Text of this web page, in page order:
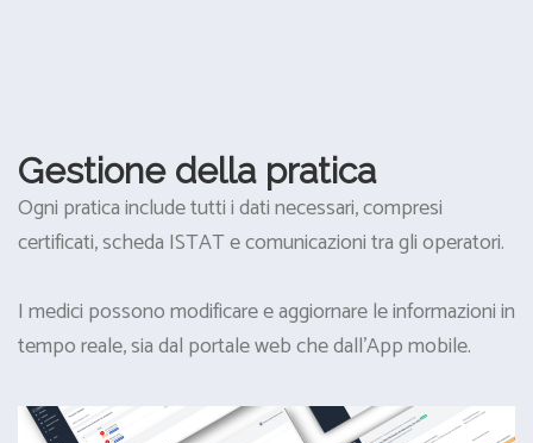
Gestione della pratica
Ogni pratica include tutti i dati necessari, compresi
certificati, scheda ISTAT e comunicazioni tra gli operatori.
I medici possono modificare e aggiornare le informazioni in
tempo reale, sia dal portale web che dall’App mobile.